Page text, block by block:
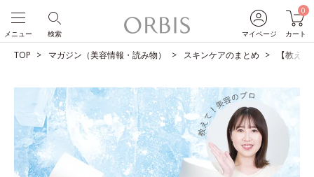
マイページ
0
カート
検索
メニュー
TOP マガジン（美容情報・読み物） スキンケアのまとめ 【教え